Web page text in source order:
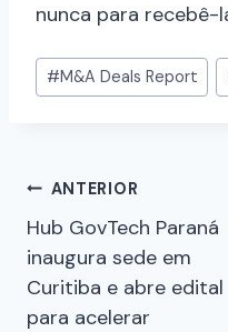
nunca para recebê-
#M&A Deals Report
ANTERIOR
Hub GovTech Paraná
inaugura sede em
Curitiba e abre edital
para acelerar